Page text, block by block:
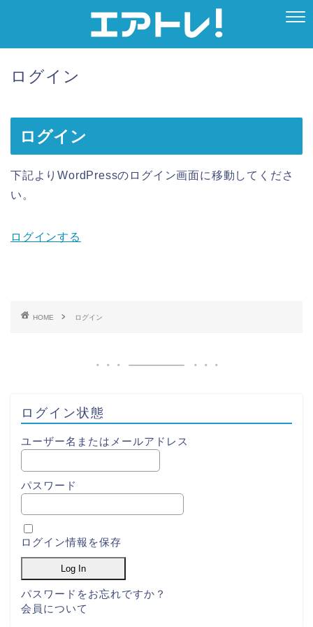
ログイン
ログイン
下記よりWordPressのログイン画面に移動してくださ
い。
ログインする
HOME ログイン
ログイン状態
ユーザー名またはメールアドレス
パスワード
ログイン情報を保存
パスワードをお忘れですか？
会員について